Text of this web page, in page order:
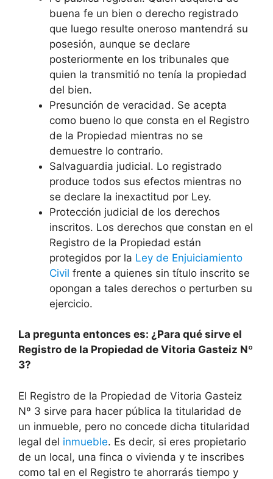
buena fe un bien o derecho registrado
que luego resulte oneroso mantendrá su
posesión, aunque se declare
posteriormente en los tribunales que
quien la transmitió no tenía la propiedad
del bien.
Presunción de veracidad. Se acepta
como bueno lo que consta en el Registro
de la Propiedad mientras no se
demuestre lo contrario.
Salvaguardia judicial. Lo registrado
produce todos sus efectos mientras no
se declare la inexactitud por Ley.
Protección judicial de los derechos
inscritos. Los derechos que constan en el
Registro de la Propiedad están
protegidos por la Ley de Enjuiciamiento
Civil frente a quienes sin título inscrito se
opongan a tales derechos o perturben su
ejercicio.
La pregunta entonces es: ¿Para qué sirve el
Registro de la Propiedad de Vitoria Gasteiz Nº
3?
El Registro de la Propiedad de Vitoria Gasteiz
Nº 3 sirve para hacer pública la titularidad de
un inmueble, pero no concede dicha titularidad
legal del inmueble. Es decir, si eres propietario
de un local, una finca o vivienda y te inscribes
como tal en el Registro te ahorrarás tiempo y